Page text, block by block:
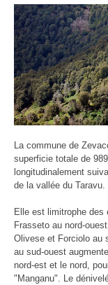
La commune de
superficie totale de
longitudinalement
de la vallée du Taravu.
Elle est limitrophe des
Frasseto au nord-
Olivese et Forciolo au
au sud-ouest
nord-est et le nord,
"Manganu". Le